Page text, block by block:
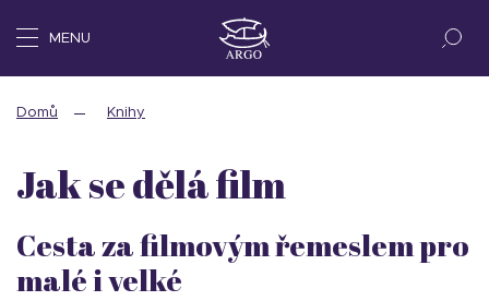
MENU
Domů Knihy
Jak se dělá film
Cesta za filmovým řemeslem pro
malé i velké